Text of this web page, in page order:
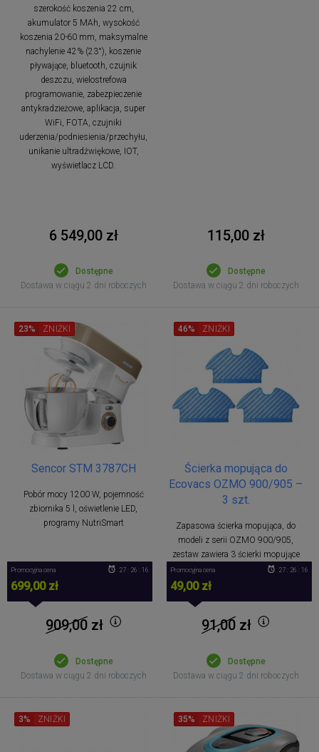
szerokość koszenia 22 cm,
akumulator 5 MAh, wysokość
koszenia 20-60 mm, maksymalne
nachylenie 42% (23°), koszenie
pływające, bluetooth, czujnik
deszczu, wielostrefowa
programowanie, zabezpieczenie
antykradzieżowe, aplikacja, super
WiFi, FOTA, czujniki
uderzenia/podniesienia/przechyłu,
unikanie ultradźwiękowe, IOT,
wyświetlacz LCD.
6 549,00 zł
Dostępne
Dostawa w ciągu 2 dni roboczych
115,00 zł
Dostępne
Dostawa w ciągu 2 dni roboczych
Sencor STM 3787CH
Pobór mocy 1200 W, pojemność
zbiornika 5 l, oświetlenie LED,
programy NutriSmart
23% ZNIŻKI
Promocyjna cena
699,00 zł
27 : 26 : 16
909,00zł
Dostępne
Dostawa w ciągu 2 dni roboczych
Ścierka mopująca do
Ecovacs OZMO 900/905 –
3 szt.
Zapasowa ścierka mopująca, do
modeli z serii OZMO 900/905,
zestaw zawiera 3 ścierki mopujące
46% ZNIŻKI
Promocyjna cena
49,00 zł
27 : 26 : 16
91,00 zł
Dostępne
Dostawa w ciągu 2 dni roboczych
3% ZNIŻKI 35% ZNIŻKI